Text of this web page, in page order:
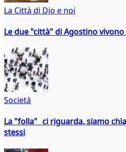
La Città di Dio e noi
Le due "città" di Agostino
Società
La "folla" ci riguarda, siamo
stessi